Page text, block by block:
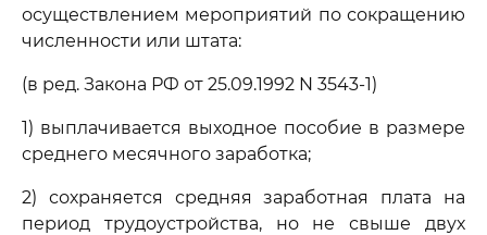
осуществлением мероприятий по сокращению
численности или штата:
(в ред. Закона РФ от 25.09.1992 N 3543-1)
1) выплачивается выходное пособие в размере
среднего месячного заработка;
2) сохраняется средняя заработная плата на
период трудоустройства, но не свыше двух